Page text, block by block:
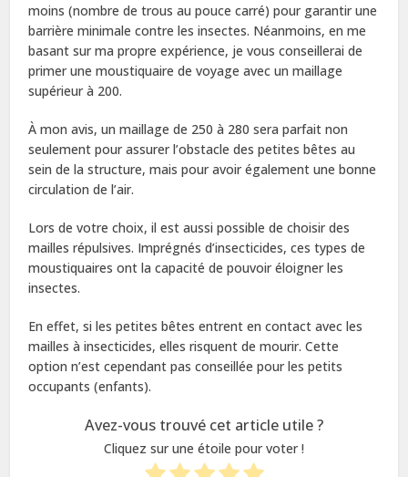
moins (nombre de trous au pouce carré) pour garantir une
barrière minimale contre les insectes. Néanmoins, en me
basant sur ma propre expérience, je vous conseillerai de
primer une moustiquaire de voyage avec un maillage
supérieur à 200.
À mon avis, un maillage de 250 à 280 sera parfait non
seulement pour assurer l’obstacle des petites bêtes au
sein de la structure, mais pour avoir également une bonne
circulation de l’air.
Lors de votre choix, il est aussi possible de choisir des
mailles répulsives. Imprégnés d’insecticides, ces types de
moustiquaires ont la capacité de pouvoir éloigner les
insectes.
En effet, si les petites bêtes entrent en contact avec les
mailles à insecticides, elles risquent de mourir. Cette
option n’est cependant pas conseillée pour les petits
occupants (enfants).
Avez-vous trouvé cet article utile ?
Cliquez sur une étoile pour voter !